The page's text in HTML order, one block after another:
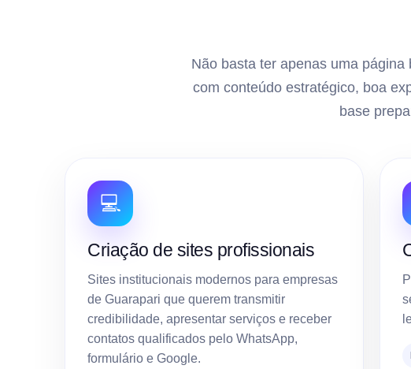
Não basta ter apenas uma
com conteúdo estratégico, boa
base
💻
Criação de sites profissionais
Sites institucionais modernos para empresas
de Guarapari que querem transmitir
credibilidade, apresentar serviços e receber
contatos qualificados pelo WhatsApp,
formulário e Google.